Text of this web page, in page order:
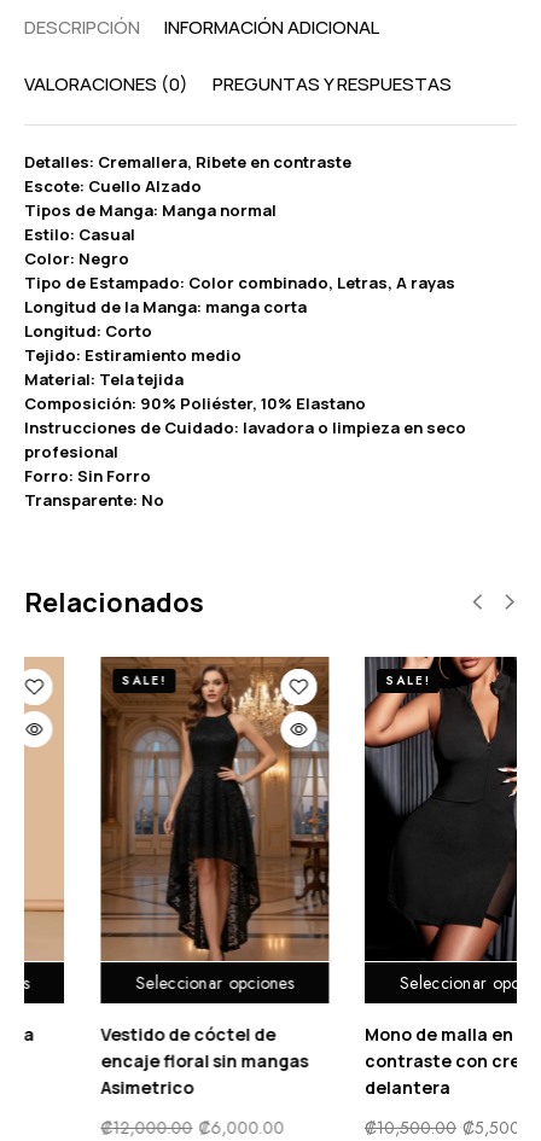
DESCRIPCIÓN INFORMACIÓN ADICIONAL
VALORACIONES (0) PREGUNTAS Y RESPUESTAS
Detalles: Cremallera, Ribete en contraste
Escote: Cuello Alzado
Tipos de Manga: Manga normal
Estilo: Casual
Color: Negro
Tipo de Estampado: Color combinado, Letras, A rayas
Longitud de la Manga: manga corta
Longitud: Corto
Tejido: Estiramiento medio
Material: Tela tejida
Composición: 90% Poliéster, 10% Elastano
Instrucciones de Cuidado: lavadora o limpieza en seco
profesional
Forro: Sin Forro
Transparente: No
Relacionados
Seleccionar opciones
SALE!
Mono de malla en
contraste con cremallera
delantera
₡10,500.00 ₡5,500.00
Seleccionar
SALE!
Camiseta crop
manga con volante
₡7,500.00